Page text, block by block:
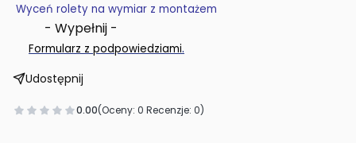
Wyceń rolety na wymiar z montażem
- Wypełnij -
Formularz z podpowiedziami.
Udostępnij
0.00(Oceny: 0 Recenzje: 0)